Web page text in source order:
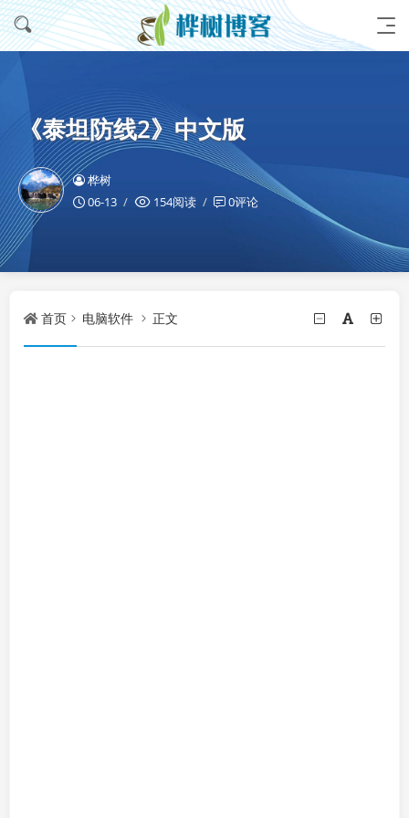
《泰坦防线2》中文版
桦树
06-13
154阅读 0评论
首页 电脑软件 正文